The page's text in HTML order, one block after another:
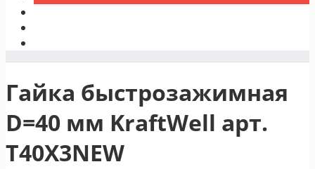
Гайка быстрозажимная
D=40 мм KraftWell арт.
T40X3NEW